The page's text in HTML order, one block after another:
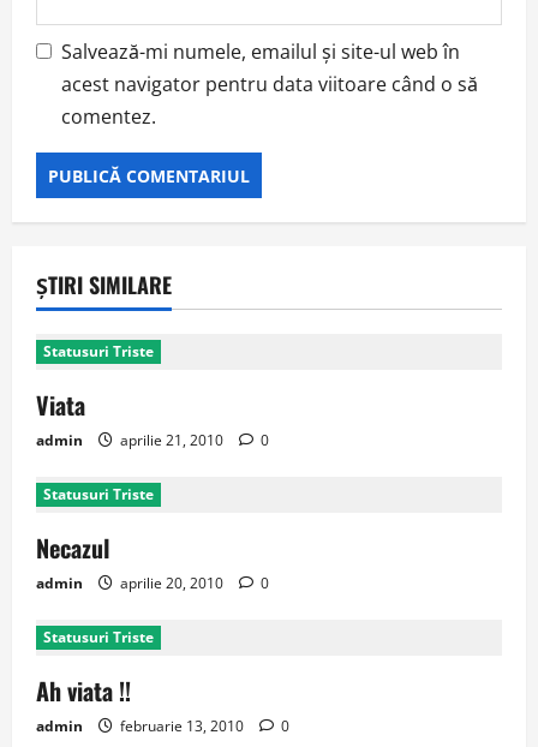
Salvează-mi numele, emailul și site-ul web în
acest navigator pentru data viitoare când o să
comentez.
ȘTIRI SIMILARE
Statusuri Triste
Viata
admin aprilie 21, 2010 0
Statusuri Triste
Necazul
admin aprilie 20, 2010 0
Statusuri Triste
Ah viata !!
admin februarie 13, 2010 0